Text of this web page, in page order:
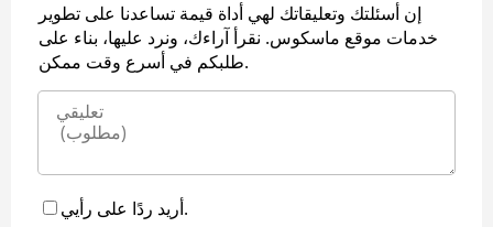
إن أسئلتك وتعليقاتك لهي أداة قيمة تساعدنا على تطوير
خدمات موقع ماسكوس. نقرأ آراءك، ونرد عليها، بناء على
طلبكم في أسرع وقت ممكن.
أريد ردًا على رأيي.